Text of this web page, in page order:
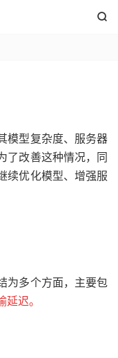

模型复杂度、服务器
了改善这种情况，同
续优化模型、增强服
为多个方面，主要包
迟。